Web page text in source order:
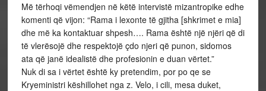
Më tërhoqi vëmendjen në këtë intervistë mizantropike edhe
komenti që vijon: “Rama i lexonte të gjitha [shkrimet e mia]
dhe më ka kontaktuar shpesh…. Rama është një njëri që di
të vlerësojë dhe respektojë çdo njeri që punon, sidomos
ata që janë idealistë dhe profesionin e duan vërtet.”
Nuk di sa i vërtet është ky pretendim, por po qe se
Kryeministri këshillohet nga z. Velo, i cili, mesa duket,